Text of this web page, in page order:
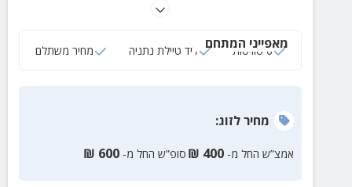
נתניה. הסוויטות כוללות מיטה זוגית מפנקת, מטבחון
מאפייני המתחם
6 סוויטות ליד טיילת נתניה מחיר משתלם
מחירלזוג:
אמצ”ש החל מ- 400
₪ סופ”ש החל מ- 600
₪